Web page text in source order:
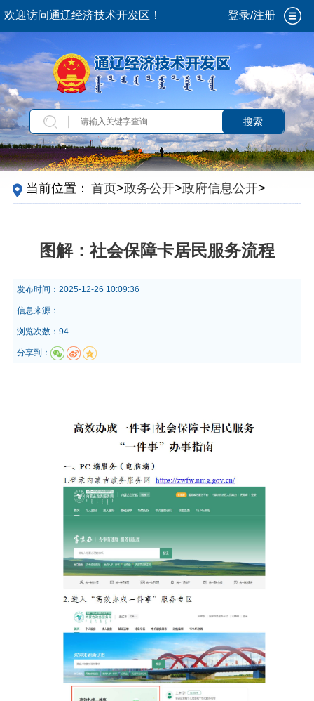
欢迎访问通辽经济技术开发区！ 登录/注册
搜索
当前位置： 首页>政务公开>政府信息公开>
定主动公开内容>政策解读
图解：社会保障卡居民服务流程
发布时间： 2025-12-26 10:09:36
信息来源：
浏览次数：94
分享到：